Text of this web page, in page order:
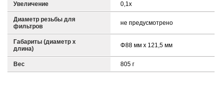
Увеличение 0,1x
Диаметр резьбы для
фильтров
не предусмотрено
Габариты (диаметр х
длина)
Φ88 мм x 121,5 мм
Вес 805 г